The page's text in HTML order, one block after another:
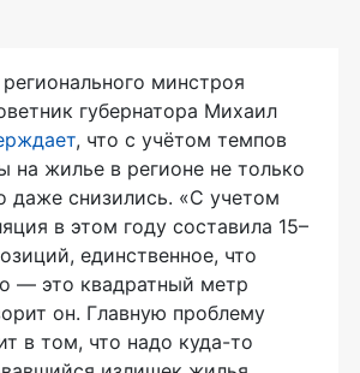
минстроя
губернатора Михаил
, что с учётом темпов
на жилье в регионе не только
даже снизились. «С учетом
в этом году составила 15–
единственное, что
— это квадратный метр
он. Главную проблему
в том, что надо куда-то